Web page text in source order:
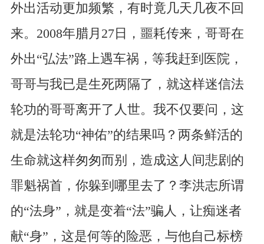
外出活动更加频繁，有时竟几天几夜不回
来。2008年腊月27日，噩耗传来，哥哥在
外出“弘法”路上遇车祸，等我赶到医院，
哥哥与我已是生死两隔了，就这样迷信法
轮功的哥哥离开了人世。我不仅要问，这
就是法轮功“神佑”的结果吗？两条鲜活的
生命就这样匆匆而别，造成这人间悲剧的
罪魁祸首，你躲到哪里去了？李洪志所谓
的“法身”，就是变着“法”骗人，让痴迷者
献“身”，这是何等的险恶，与他自己标榜